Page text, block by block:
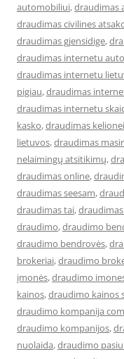
automobiliui,draudimas
draudimas civilines
draudimas gjensidige,
draudimas internetu
draudimas internetu
pigiau,draudimas
draudimas internetu
kasko,draudimas kelionei
lietuvos,draudimas
nelaimingų atsitikimų,
draudimas online,
draudimas seesam,
draudimas tai,
draudimo,draudimo
draudimo bendrovės,
brokeriai,draudimo
įmonės,draudimo
kainos,draudimo kainos
draudimo kompanija
draudimo kompanijos,
nuolaida,draudimo